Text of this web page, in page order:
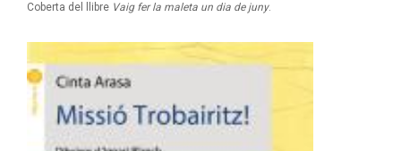
Coberta del llibre Vaig fer la maleta un dia de juny.